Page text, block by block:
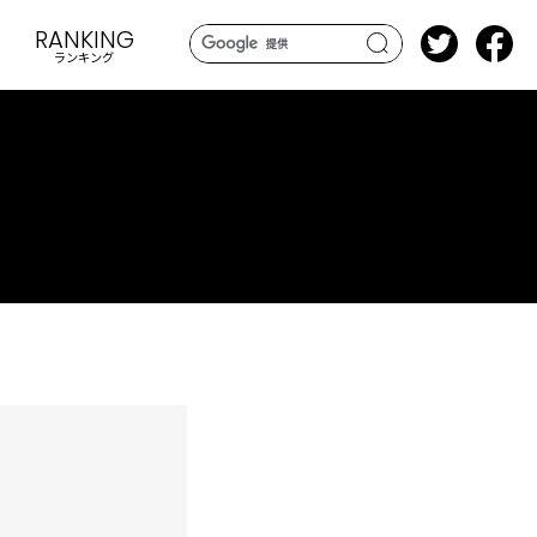
search
RANKING
ランキング